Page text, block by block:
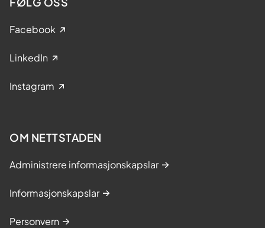
Facebook
LinkedIn
Instagram
OM NETTSTADEN
Administrere informasjonskapslar
Informasjonskapslar
Personvern